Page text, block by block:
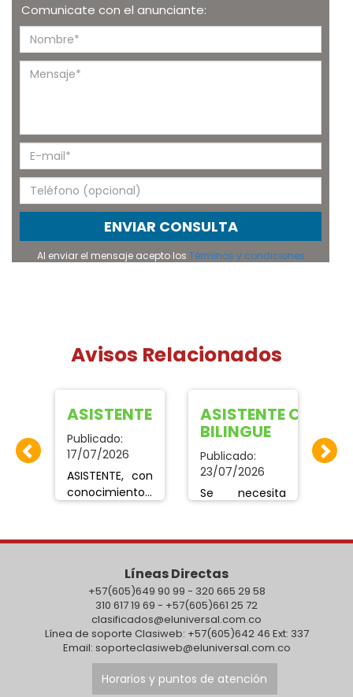
Comunicate con el anunciante:
ENVIAR CONSULTA
Al enviar el mensaje acepto los Términos y condiciones
Avisos Relacionados
cliente
AL
ASISTENTE
Publicado:
17/07/2026
ASISTENTE, con
conocimientos
relacionado
experiencia en
elaboración de
Correos,
informes y de
manejo de
diferentes
software
ASISTENTE
BILINGUE
Publicado:
23/07/2026
Se necesita
idioma ingles
a clientes y
ventas, con
disponiblidad
de horario y
para atencion
semana,
interesados
Líneas Directas
+57(605)649 90 99 - 320 665 29 58
310 617 19 69 - +57(605)661 25 72
clasificados@eluniversal.com.co
Línea de soporte Clasiweb: +57(605)642 46 Ext: 337
Email: soporteclasiweb@eluniversal.com.co
Horarios y puntos de atención